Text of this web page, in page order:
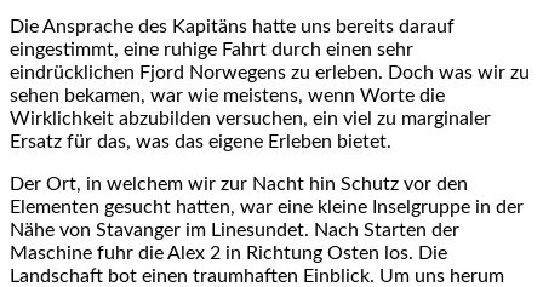
Die Ansprache des Kapitäns hatte uns bereits darauf
eingestimmt, eine ruhige Fahrt durch einen sehr
eindrücklichen Fjord Norwegens zu erleben. Doch was wir zu
sehen bekamen, war wie meistens, wenn Worte die
Wirklichkeit abzubilden versuchen, ein viel zu marginaler
Ersatz für das, was das eigene Erleben bietet.
Der Ort, in welchem wir zur Nacht hin Schutz vor den
Elementen gesucht hatten, war eine kleine Inselgruppe in der
Nähe von Stavanger im Linesundet. Nach Starten der
Maschine fuhr die Alex 2 in Richtung Osten los. Die
Landschaft bot einen traumhaften Einblick. Um uns herum